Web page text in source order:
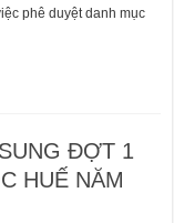
phê duyệt danh mục
ĐỢT 1
HUẾ NĂM